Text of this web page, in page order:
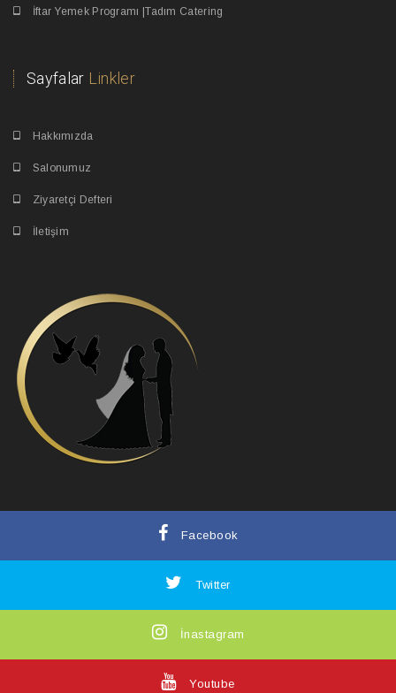
İftar Yemek Programı |Tadım Catering
Sayfalar Linkler
Hakkımızda
Salonumuz
Ziyaretçi Defteri
İletişim
Facebook
Twitter
İnastagram
Youtube